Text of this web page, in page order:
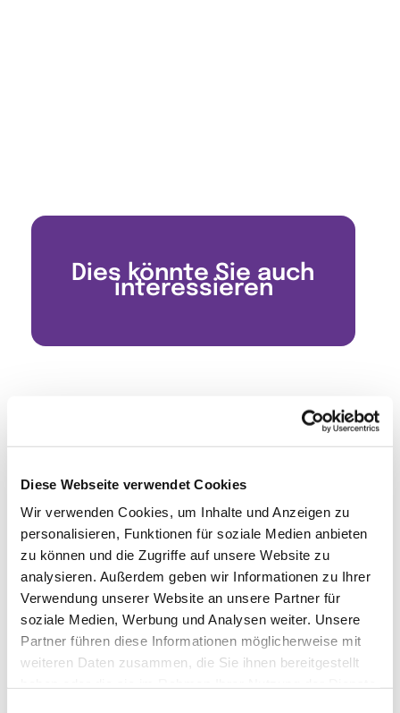
Diese Webseite verwendet Cookies
Wir verwenden Cookies, um Inhalte und Anzeigen zu
personalisieren, Funktionen für soziale Medien anbieten
zu können und die Zugriffe auf unsere Website zu
analysieren. Außerdem geben wir Informationen zu Ihrer
Verwendung unserer Website an unsere Partner für
soziale Medien, Werbung und Analysen weiter. Unsere
Partner führen diese Informationen möglicherweise mit
weiteren Daten zusammen, die Sie ihnen bereitgestellt
Dies könnte Sie auch
interessieren